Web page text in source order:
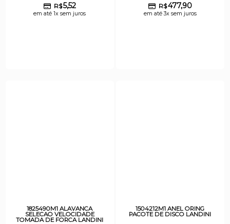
R$5,52
em até 1x sem juros
R$477,90
em até 3x sem juros
1825490M1 ALAVANCA
SELECAO VELOCIDADE
TOMADA DE FORCA LANDINI
1504212M1 ANEL ORING
PACOTE DE DISCO LANDINI